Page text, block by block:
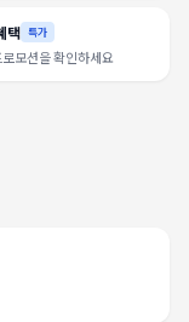
택 특가
모션을 확인하세요